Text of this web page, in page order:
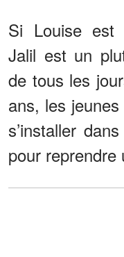
Si Louise est
Jalil est un
de tous les
ans, les
s’installer
pour reprendre